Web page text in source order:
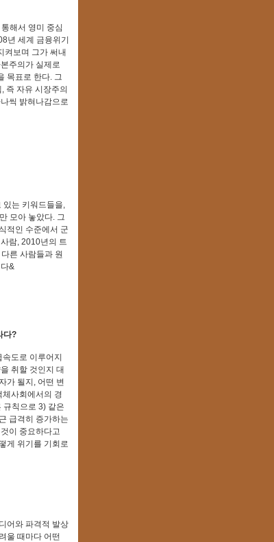
해서 영미 중심
년 세계 금융위기
켜보며 그가 써내
주의가 실제로
목표로 한다. 그
즉 자유 시장주의
씩 밝혀나감으로
있는 키워드들을,
모아 놓았다. 그
적인 수준에서 군
람, 2010년의 트
른 사람들과 원
&
다?
도로 이루어지
취할 것인지 대
가 될지, 어떤 변
사회에서의 경
규칙으로 3) 같은
급격히 증가하는
이 중요하다고
게 위기를 기회로
어와 파격적 발상
울 때마다 어떤